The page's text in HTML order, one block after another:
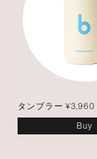
タンブラー ¥3,960
Buy